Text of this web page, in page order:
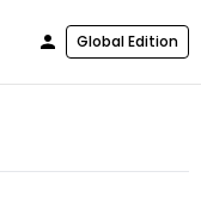
Global Edition